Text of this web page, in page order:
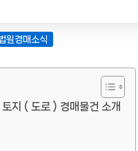
원경매소식
지 ( 도로 ) 경매물건 소개